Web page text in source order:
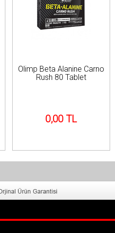
Olimp Beta Alanine Carno
Rush 80 Tablet
0,00 TL